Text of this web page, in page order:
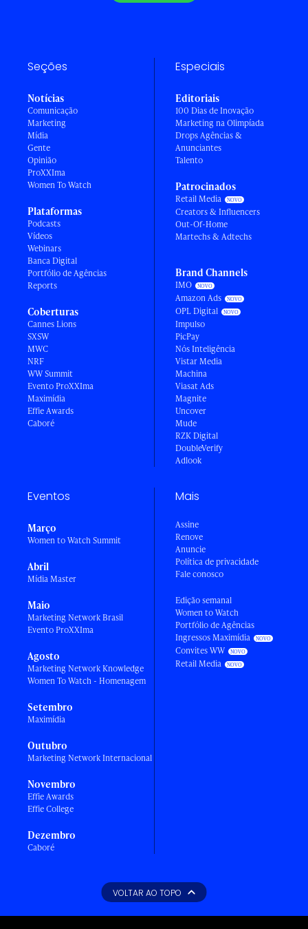
Seções
Notícias
Comunicação
Marketing
Mídia
Gente
Opinião
ProXXIma
Women To Watch
Plataformas
Podcasts
Vídeos
Webinars
Banca Digital
Portfólio de Agências
Reports
Coberturas
Cannes Lions
SXSW
MWC
NRF
WW Summit
Evento ProXXIma
Maximídia
Effie Awards
Caboré
Especiais
Editoriais
100 Dias de Inovação
Marketing na Olimpíada
Drops Agências &
Anunciantes
Talento
Patrocinados
Retail Media
Creators & Influencers
Out-Of-Home
Martechs & Adtechs
Brand Channels
IMO
Amazon Ads
OPL Digital
Impulso
PicPay
Nós Inteligência
Vistar Media
Machina
Viasat Ads
Magnite
Uncover
Mude
RZK Digital
DoubleVerify
Adlook
Eventos
Março
Women to Watch Summit
Abril
Mídia Master
Maio
Marketing Network Brasil
Evento ProXXIma
Agosto
Marketing Network Knowledge
Women To Watch - Homenagem
Setembro
Maximídia
Outubro
Marketing Network Internacional
Novembro
Effie Awards
Effie College
Dezembro
Caboré
Mais
Assine
Renove
Anuncie
Política de privacidade
Fale conosco
Edição semanal
Women to Watch
Portfólio de Agências
Ingressos Maximídia
Convites WW
Retail Media
VOLTAR AO TOPO